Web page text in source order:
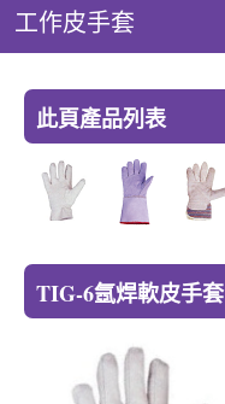
工作皮手套
此頁產品列表
TIG-6氬焊軟皮手套